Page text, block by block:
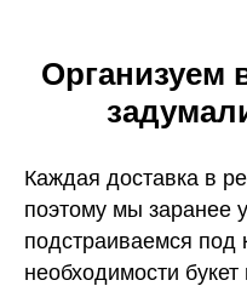
Организуем
Каждая доставка в
поэтому мы заранее
подстраиваемся под
необходимости